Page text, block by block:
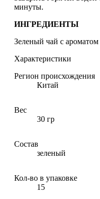
минуты.
ИНГРЕДИЕНТЫ
Зеленый чай с
Характеристики
Регион происхождения
Китай
Вес
30 гр
Состав
зеленый
Кол-во в упаковке
15